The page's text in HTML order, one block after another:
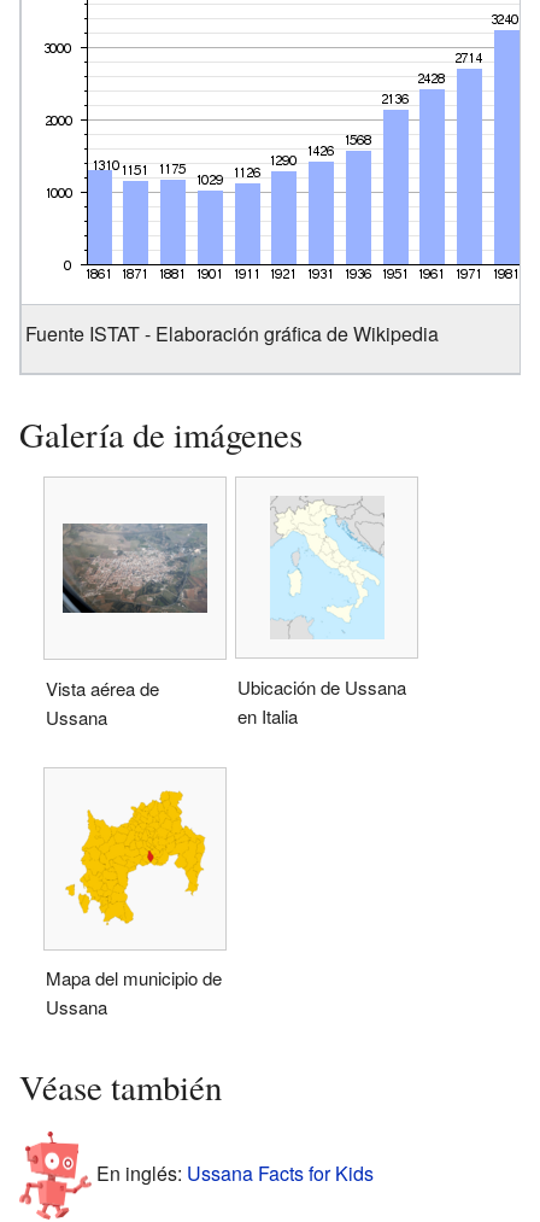
Fuente ISTAT - Elaboración gráfica de Wikipedia
Galería de imágenes
Vista aérea de
Ussana
Ubicación de Ussana
en Italia
Mapa del municipio de
Ussana
Véase también
En inglés: Ussana Facts for Kids